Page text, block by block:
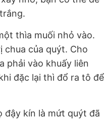
thìa muối nhỏ vào.
chua của quýt. Cho
phải vào khuấy liên
đặc lại thì đổ ra tô để
đậy kín là mứt quýt đã